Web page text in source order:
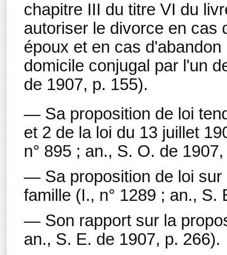
chapitre III du titre VI du
autoriser le divorce en cas
époux et en cas
domicile conjugal par l'un
de 1907, p. 155).
— Sa proposition de loi
et 2 de la loi du 13 juillet
n° 895 ; an., S. O. de
— Sa proposition de loi sur
famille (I., n° 1289 ; an., S.
— Son rapport sur la
an., S. E. de 1907, p. 266).